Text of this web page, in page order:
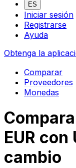
ES
Iniciar sesión
Registrarse
Ayuda
Obtenga la
Comparar
Proveedores
Monedas
EUR con
cambio